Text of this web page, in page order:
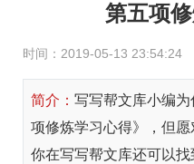
第五项
时间：2019-05-13 23:54:24
简介： 写写帮文库小编
项修炼学习心得》，但
你在写写帮文库还可以